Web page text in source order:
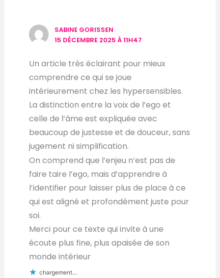
SABINE GORISSEN
15 DÉCEMBRE 2025 À 11H47
Un article très éclairant pour mieux
comprendre ce qui se joue
intérieurement chez les hypersensibles.
La distinction entre la voix de l’ego et
celle de l’âme est expliquée avec
beaucoup de justesse et de douceur, sans
jugement ni simplification.
On comprend que l’enjeu n’est pas de
faire taire l’ego, mais d’apprendre à
l’identifier pour laisser plus de place à ce
qui est aligné et profondément juste pour
soi.
Merci pour ce texte qui invite à une
écoute plus fine, plus apaisée de son
monde intérieur
chargement…